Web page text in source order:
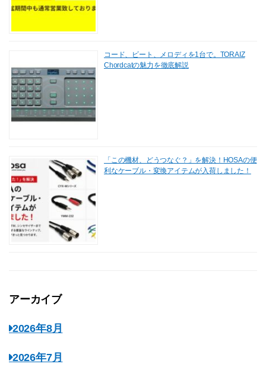
コード、ビート、メロディを1台で。TORAIZ
Chordcatの魅力を徹底解説
「この機材、どうつなぐ？」を解決！HOSAの便
利なケーブル・変換アイテムが入荷しました！
アーカイブ
2026年8月
2026年7月